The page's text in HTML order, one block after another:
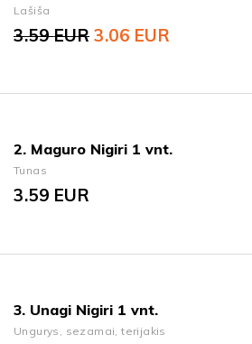
Lašiša
3.59EUR
Original price was: 3.59 EUR.
3.06 EUR
Current price is: 3.06 EUR.
2. Maguro Nigiri 1 vnt.
Tunas
3.59 EUR
3. Unagi Nigiri 1 vnt.
Ungurys, sezamai, terijakis